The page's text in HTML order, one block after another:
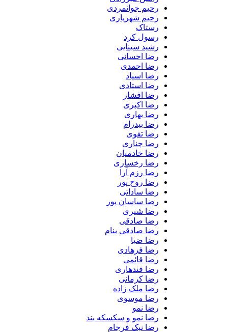
رحیم جوانمردی
رحیم شهریاری
رستاک
رسول کرد
رشید سینایی
رضا احسانی
رضا احمدی
رضا اسپاد
رضا استادی
رضا افشار
رضا اکبری
رضا بهاری
رضا بیدرام
رضا تقوی
رضا چناری
رضا خادمیان
رضا رخساری
رضا رزم آرا
رضا روح پور
رضا ساداتی
رضا ساسان پور
رضا شیری
رضا صادقی
رضا صادقی بنام
رضا ضیا
رضا فرهادی
رضا قائمی
رضا قندهاری
رضا کرمانی
رضا ملک زاده
رضا موسوی
رضا نمو
رضا نمو و سکسکه بند
رضا نیک فرجام